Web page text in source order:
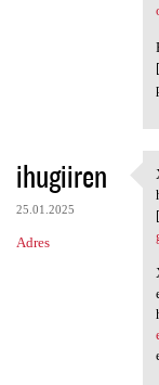
ihugiiren
25.01.2025
Adres